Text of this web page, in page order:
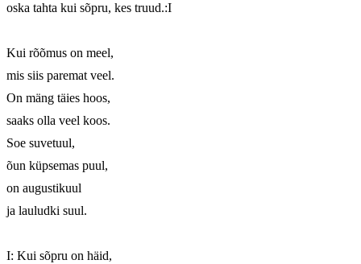
oska tahta kui sõpru, kes truud.:I
Kui rõõmus on meel,
mis siis paremat veel.
On mäng täies hoos,
saaks olla veel koos.
Soe suvetuul,
õun küpsemas puul,
on augustikuul
ja lauludki suul.
I: Kui sõpru on häid,